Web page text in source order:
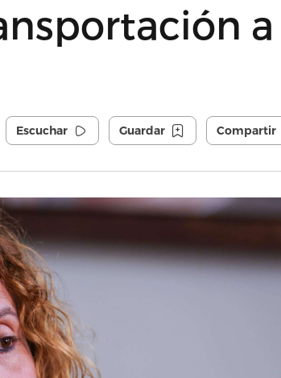
a
Escuchar Guardar Compartir